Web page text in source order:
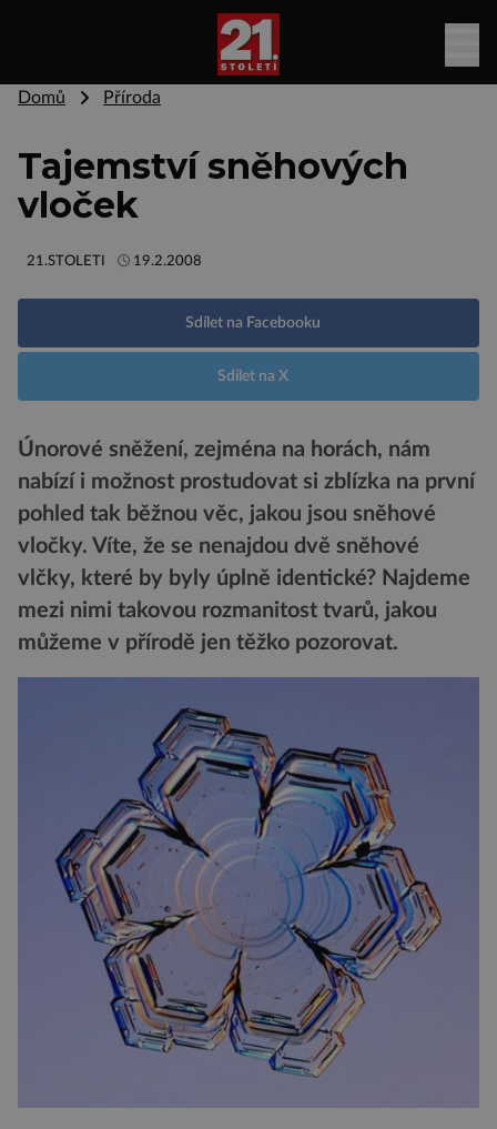
Domů Příroda
Tajemství sněhových
vloček
21.STOLETI 19.2.2008
Sdílet na Facebooku
Sdílet na X
Únorové sněžení, zejména na horách, nám
nabízí i možnost prostudovat si zblízka na první
pohled tak běžnou věc, jakou jsou sněhové
vločky. Víte, že se nenajdou dvě sněhové
vlčky, které by byly úplně identické? Najdeme
mezi nimi takovou rozmanitost tvarů, jakou
můžeme v přírodě jen těžko pozorovat.